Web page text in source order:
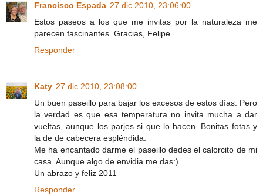
Francisco Espada 27 dic 2010, 23:06:00
Estos paseos a los que me invitas por la naturaleza me
parecen fascinantes. Gracias, Felipe.
Responder
Katy 27 dic 2010, 23:08:00
Un buen paseillo para bajar los excesos de estos días. Pero
la verdad es que esa temperatura no invita mucha a dar
vueltas, aunque los parjes si que lo hacen. Bonitas fotas y
la de de cabecera espléndida.
Me ha encantado darme el paseillo dedes el calorcito de mi
casa. Aunque algo de envidia me das:)
Un abrazo y feliz 2011
Responder